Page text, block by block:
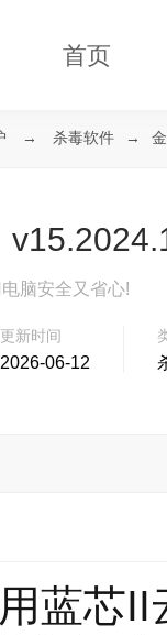
首页
→ 杀毒软件 →
脑安全又省心!
更新时间
2026-06-12
蓝芯II